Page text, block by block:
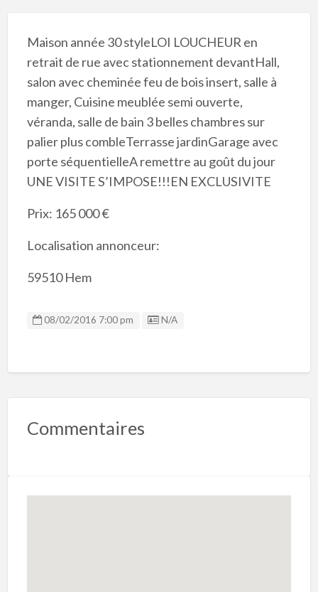
Maison année 30 styleLOI LOUCHEUR en
retrait de rue avec stationnement devantHall,
salon avec cheminée feu de bois insert, salle à
manger, Cuisine meublée semi ouverte,
véranda, salle de bain 3 belles chambres sur
palier plus combleTerrasse jardinGarage avec
porte séquentielleA remettre au goût du jour
UNE VISITE S’IMPOSE!!!EN EXCLUSIVITE
Prix: 165 000 €
Localisation annonceur:
59510 Hem
08/02/2016 7:00 pm Listing ID
N/A
Commentaires